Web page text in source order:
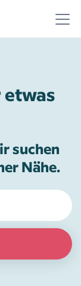
etwas
suchen
Nähe.